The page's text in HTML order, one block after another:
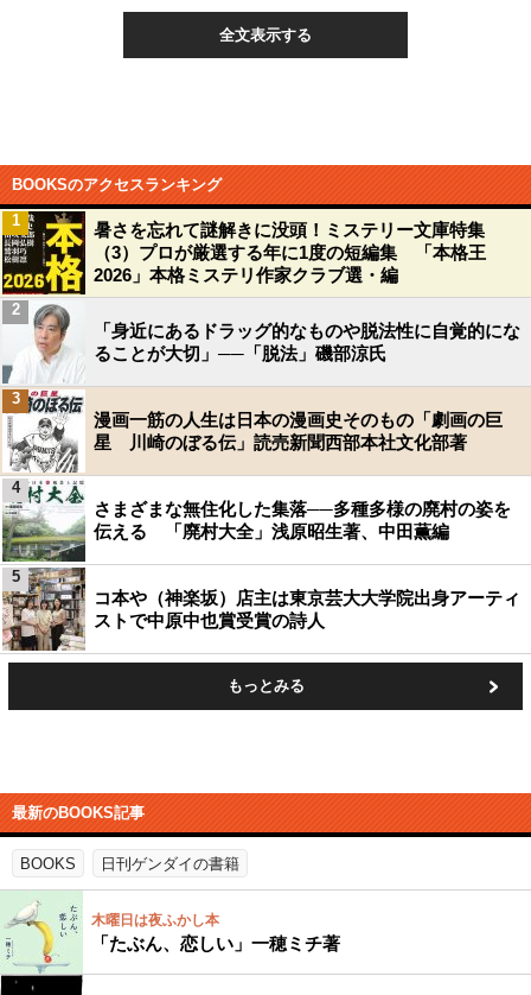
全文表示する
BOOKSのアクセスランキング
暑さを忘れて謎解きに没頭！ミステリー文庫特集
（3）プロが厳選する年に1度の短編集 「本格王
2026」本格ミステリ作家クラブ選・編
1
「身近にあるドラッグ的なものや脱法性に自覚的にな
ることが大切」──「脱法」磯部涼氏
2
漫画一筋の人生は日本の漫画史そのもの「劇画の巨
星 川崎のぼる伝」読売新聞西部本社文化部著
3
さまざまな無住化した集落──多種多様の廃村の姿を
伝える 「廃村大全」浅原昭生著、中田薫編
4
コ本や（神楽坂）店主は東京芸大大学院出身アーティ
ストで中原中也賞受賞の詩人
5
もっとみる
最新のBOOKS記事
BOOKS 日刊ゲンダイの書籍
木曜日は夜ふかし本
「たぶん、恋しい」一穂ミチ著